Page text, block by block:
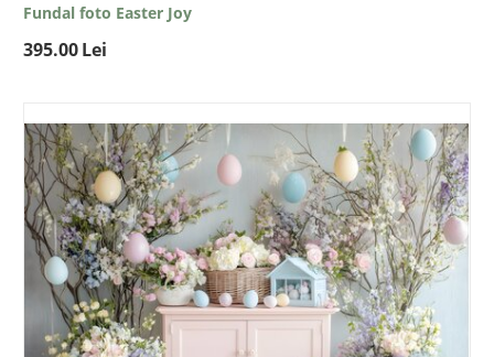
Fundal foto Easter Joy
395.00Lei